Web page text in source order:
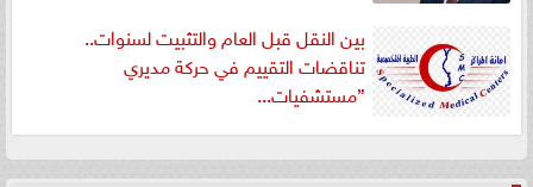
بين النقل قبل العام والتثبيت لسنوات..
تناقضات التقييم في حركة مديري
”مستشفيات...